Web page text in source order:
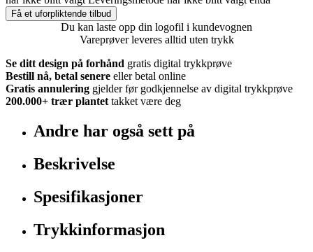
Få et uforpliktende tilbud
Du kan laste opp din logofil i kundevognen
Vareprøver leveres alltid uten trykk
Se ditt design på forhånd gratis digital trykkprøve
Bestill nå, betal senere eller betal online
Gratis annulering gjelder før godkjennelse av digital trykkprøve
200.000+ trær plantet takket være deg
Andre har også sett på
Beskrivelse
Spesifikasjoner
Trykkinformasjon